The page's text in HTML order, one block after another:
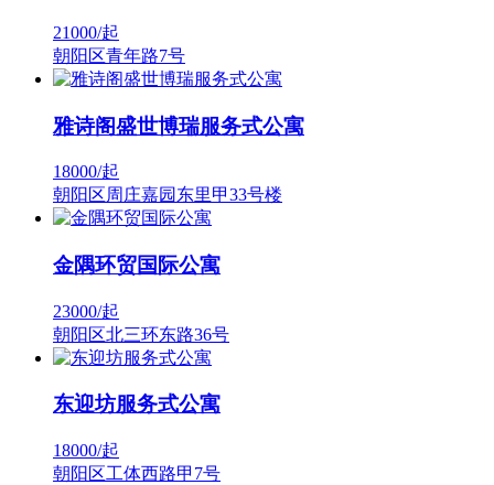
21000/起
朝阳区青年路7号
雅诗阁盛世博瑞服务式公寓
18000/起
朝阳区周庄嘉园东里甲33号楼
金隅环贸国际公寓
23000/起
朝阳区北三环东路36号
东迎坊服务式公寓
18000/起
朝阳区工体西路甲7号